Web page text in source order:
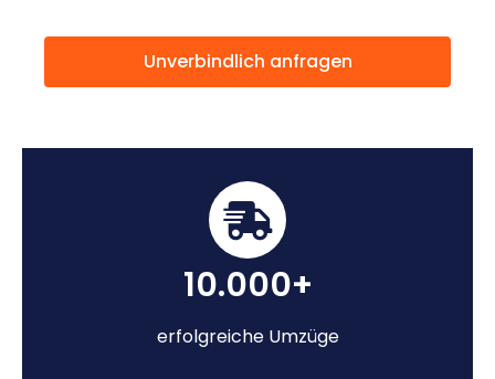
Unverbindlich anfragen
10.000+
erfolgreiche Umzüge